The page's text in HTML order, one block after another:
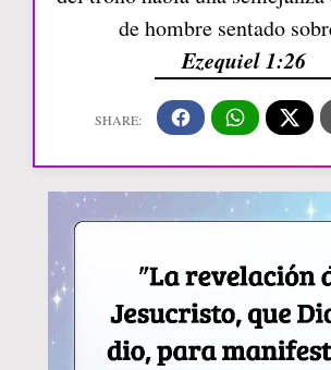
de hombre sentado
Ezequiel 1:26